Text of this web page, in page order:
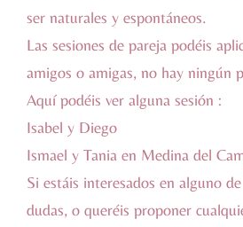
ser naturales y espontáneos.
Las sesiones de pareja podéis
amigos o amigas, no hay ningún
Aquí podéis ver alguna sesión :
Isabel y Diego
Ismael y Tania en Medina del
Si estáis interesados en alguno
dudas, o queréis proponer